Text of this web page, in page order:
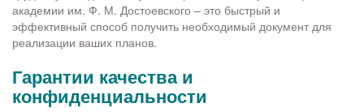
академии им. Ф. М. Достоевского – это быстрый и
эффективный способ получить необходимый документ для
реализации ваших планов.
Гарантии качества и
конфиденциальности